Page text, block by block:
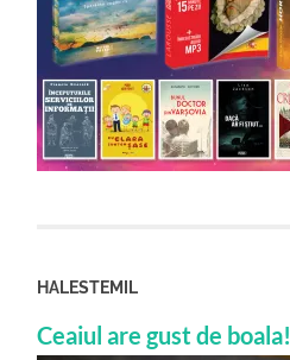
HALESTEMIL
Ceaiul are gust de boala!